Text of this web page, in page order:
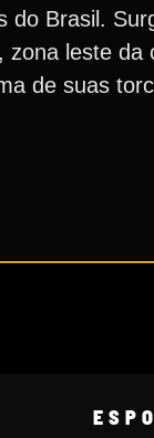
Brasil.
leste
de suas